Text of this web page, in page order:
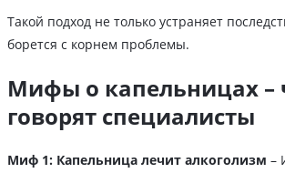
Такой подход не только устраняет
борется с корнем проблемы.
Мифы о капельницах –
говорят специалисты
Миф 1: Капельница лечит алкоголизм –